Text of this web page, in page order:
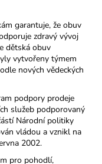
garantuje, že obuv
zdravý vývoj
dětská obuv
vytvořeny týmem
nových vědeckých
podpory prodeje
služeb podporovaný
Národní politiky
vládou a vznikl na
2002.
pro pohodlí,